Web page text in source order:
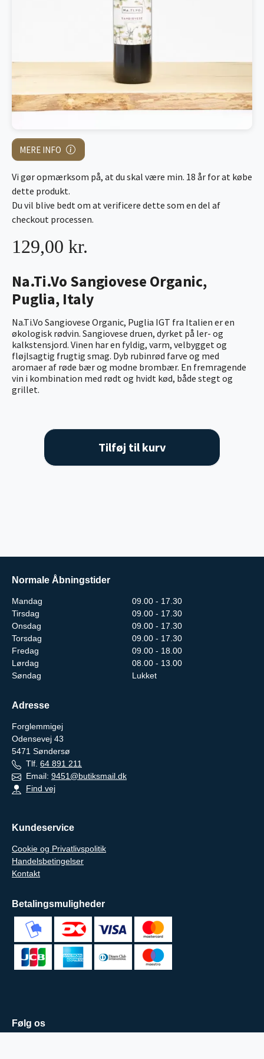
MERE INFO
Na.Ti.Vo Sangiovese Organic,
Puglia, Italy
Na.Ti.Vo Sangiovese Organic, Puglia IGT fra Italien er en
økologisk rødvin. Sangiovese druen, dyrket på ler- og
kalkstensjord. Vinen har en fyldig, varm, velbygget og
fløjlsagtig frugtig smag. Dyb rubinrød farve og med
aromaer af røde bær og modne brombær. En fremragende
vin i kombination med rødt og hvidt kød, både stegt og
grillet.
129,00 kr.
Vi gør opmærksom på, at du skal være min. 18 år for at købe
dette produkt.
Du vil blive bedt om at verificere dette som en del af
checkout processen.
Tilføj til kurv
Normale Åbningstider
Mandag
09.00 - 17.30
Tirsdag
09.00 - 17.30
Onsdag
09.00 - 17.30
Torsdag
09.00 - 17.30
Fredag
09.00 - 18.00
Lørdag
08.00 - 13.00
Søndag
Lukket
Adresse
Forglemmigej
Odensevej 43
5471 Søndersø
Tlf. 64 891 211
Email: 9451@butiksmail.dk
Find vej
Kundeservice
Cookie og Privatlivspolitik
Handelsbetingelser
Kontakt
Betalingsmuligheder
Følg os